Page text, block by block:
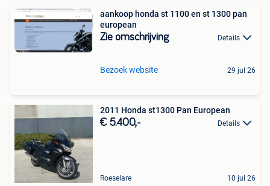
aankoop honda st 1100 en st 1300 pan
european
Zie omschrijving Details
Bezoek website 29 jul 26
2011 Honda st1300 Pan European
€ 5.400,- Details
Roeselare 10 jul 26